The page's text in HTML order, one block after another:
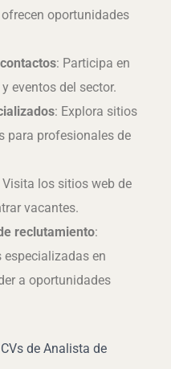
oportunidades
: Participa en
eventos del sector.
: Explora sitios
para profesionales de
Visita los sitios web de
vacantes.
reclutamiento:
en
a oportunidades
de Analista de